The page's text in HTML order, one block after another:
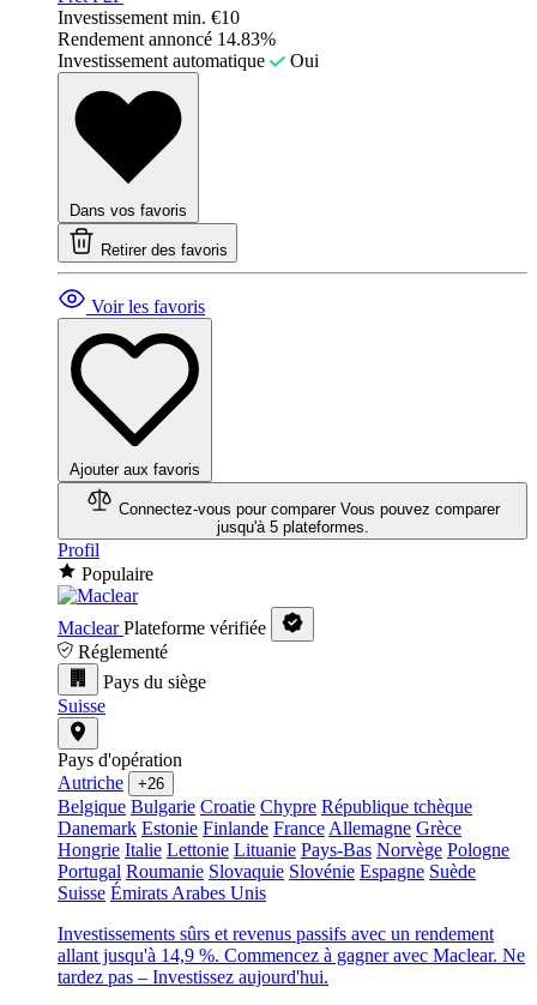
Investissement min. €10
Rendement annoncé 14.83%
Investissement automatique
Oui
Dans vos favoris
Retirer des favoris
Voir les favoris
Ajouter aux favoris
Connectez-vous pour comparer Vous pouvez comparer
jusqu'à 5 plateformes.
Profil
Populaire
Maclear Plateforme vérifiée
Réglementé
Pays du siège
Suisse
Pays d'opération
Autriche
+26
Belgique Bulgarie Croatie Chypre République tchèque
Danemark Estonie Finlande France Allemagne Grèce
Hongrie Italie Lettonie Lituanie Pays-Bas Norvège Pologne
Portugal Roumanie Slovaquie Slovénie Espagne Suède
Suisse Émirats Arabes Unis
Investissements sûrs et revenus passifs avec un rendement
allant jusqu'à 14,9 %. Commencez à gagner avec Maclear. Ne
tardez pas – Investissez aujourd'hui.